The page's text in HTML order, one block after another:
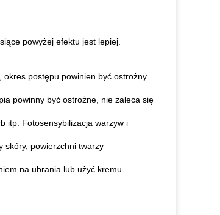
powyżej efektu jest lepiej.
okres postępu powinien być ostrożny
powinny być ostrożne, nie zaleca się
itp. Fotosensybilizacja warzyw i
skóry, powierzchni twarzy
na ubrania lub użyć kremu